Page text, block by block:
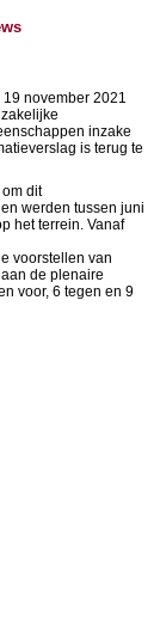
november 2021
inzake
is terug te
dit
werden tussen juni
het terrein. Vanaf
voorstellen van
de plenaire
voor, 6 tegen en 9